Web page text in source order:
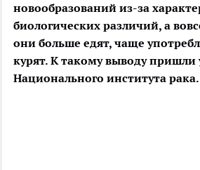
новообразований из-за
биологических различий, а
они больше едят, чаще
курят. К такому выводу пришли
Национального института рака.